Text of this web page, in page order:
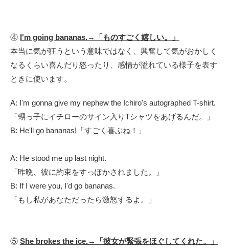
④ I'm going bananas.→
「ものすごく嬉しい。」
本当に気が狂うという意味ではなく、興奮して気がおかしく
なるくらい喜んだり怒ったり、感情が溢れている様子を表す
ときに使います。
A: I'm gonna give my nephew the Ichiro's autographed T-shirt.
「甥っ子にイチローのサイン入りTシャツをあげるんだ。」
B: He'll go bananas!「すごく喜ぶね！」
A: He stood me up last night.
「昨晩、彼に約束をすっぽかされました。」
B: If I were you, I'd go bananas.
「もし私があなただったら激怒するよ。」
⑤ She brokes the ice.→「彼女が緊張をほぐしてくれた。」